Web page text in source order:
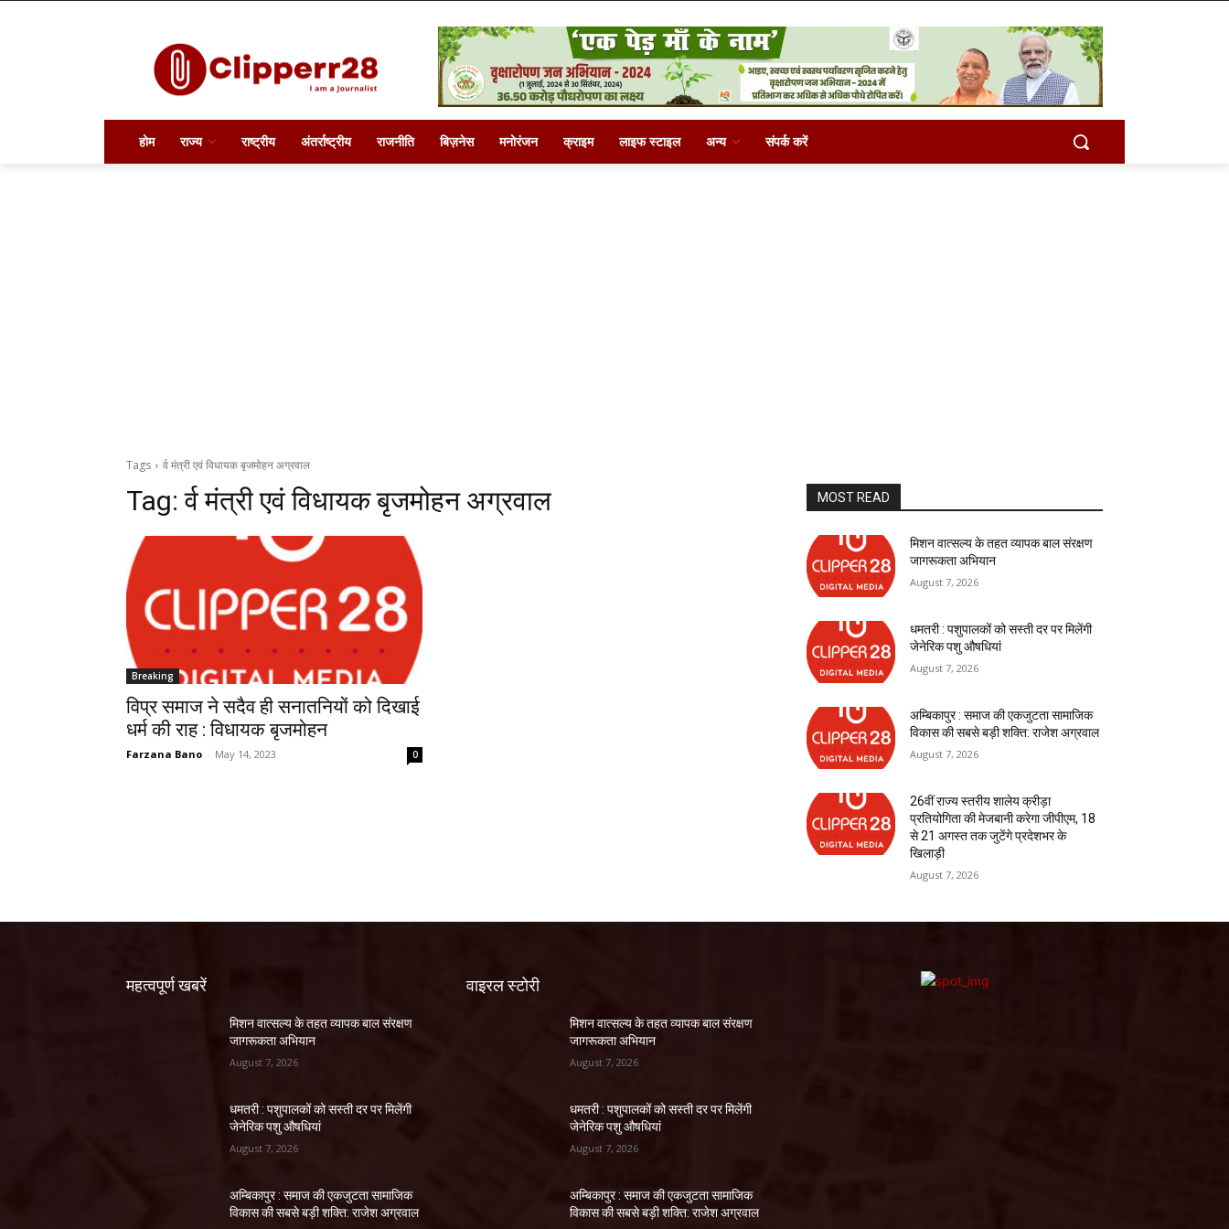
होम राज्य राष्ट्रीय अंतर्राष्ट्रीय राजनीति बिज़नेस मनोरंजन क्राइम लाइफ स्टाइल अन्य संपर्क करें
Tags र्व मंत्री एवं विधायक बृजमोहन अग्रवाल
Tag:र्व मंत्री एवं विधायक बृजमोहन अग्रवाल
Breaking
विप्र समाज ने सदैव ही सनातनियों को दिखाई
धर्म की राह : विधायक बृजमोहन
Farzana Bano - May 14, 2023 0
MOST READ
मिशन वात्सल्य के तहत व्यापक बाल संरक्षण
जागरूकता अभियान
August 7, 2026
धमतरी : पशुपालकों को सस्ती दर पर मिलेंगी
जेनेरिक पशु औषधियां
August 7, 2026
अम्बिकापुर : समाज की एकजुटता सामाजिक
विकास की सबसे बड़ी शक्ति: राजेश अग्रवाल
August 7, 2026
26वीं राज्य स्तरीय शालेय क्रीड़ा
प्रतियोगिता की मेजबानी करेगा जीपीएम, 18
से 21 अगस्त तक जुटेंगे प्रदेशभर के
खिलाड़ी
August 7, 2026
महत्वपूर्ण खबरें
मिशन वात्सल्य के तहत व्यापक बाल संरक्षण
जागरूकता अभियान
August 7, 2026
धमतरी : पशुपालकों को सस्ती दर पर मिलेंगी
जेनेरिक पशु औषधियां
August 7, 2026
अम्बिकापुर : समाज की एकजुटता सामाजिक
विकास की सबसे बड़ी शक्ति: राजेश अग्रवाल
वाइरल स्टोरी
मिशन वात्सल्य के तहत व्यापक बाल संरक्षण
जागरूकता अभियान
August 7, 2026
धमतरी : पशुपालकों को सस्ती दर पर मिलेंगी
जेनेरिक पशु औषधियां
August 7, 2026
अम्बिकापुर : समाज की एकजुटता सामाजिक
विकास की सबसे बड़ी शक्ति: राजेश अग्रवाल